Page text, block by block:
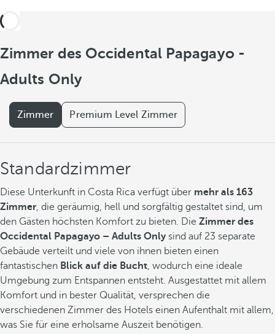
Zimmer des Occidental Papagayo -
Adults Only
Zimmer Premium Level Zimmer
Standardzimmer
Diese Unterkunft in Costa Rica verfügt über mehr als 163
Zimmer, die geräumig, hell und sorgfältig gestaltet sind, um
den Gästen höchsten Komfort zu bieten. Die Zimmer des
Occidental Papagayo – Adults Only sind auf 23 separate
Gebäude verteilt und viele von ihnen bieten einen
fantastischen Blick auf die Bucht, wodurch eine ideale
Umgebung zum Entspannen entsteht. Ausgestattet mit allem
Komfort und in bester Qualität, versprechen die
verschiedenen Zimmer des Hotels einen Aufenthalt mit allem,
was Sie für eine erholsame Auszeit benötigen.